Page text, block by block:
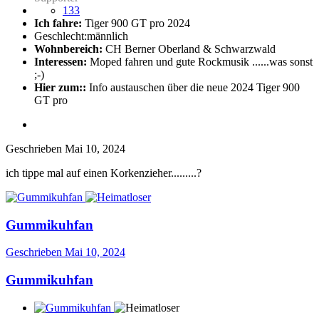
133
Ich fahre: Tiger 900 GT pro 2024
Geschlecht:männlich
Wohnbereich: CH Berner Oberland & Schwarzwald
Interessen: Moped fahren und gute Rockmusik ......was sonst
;-)
Hier zum:: Info austauschen über die neue 2024 Tiger 900
GT pro
Geschrieben Mai 10, 2024
ich tippe mal auf einen Korkenzieher.........?
Gummikuhfan
Geschrieben Mai 10, 2024
Gummikuhfan